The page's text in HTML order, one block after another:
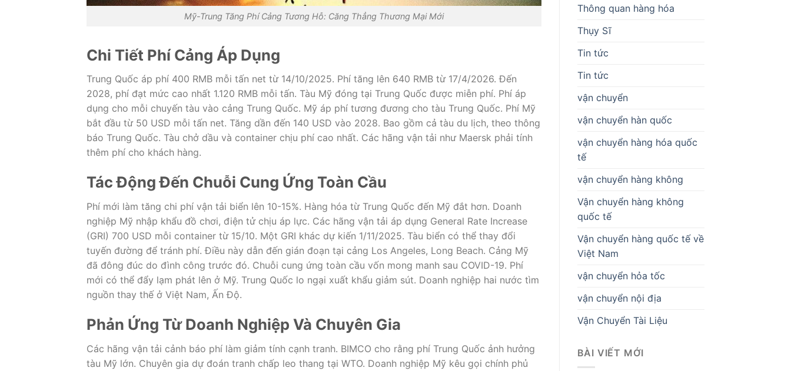
Mỹ-Trung Tăng Phí Cảng Tương Hỗ: Căng Thẳng Thương Mại Mới
Chi Tiết Phí Cảng Áp Dụng
Trung Quốc áp phí 400 RMB mỗi tấn net từ 14/10/2025. Phí tăng lên 640 RMB từ 17/4/2026. Đến
2028, phí đạt mức cao nhất 1.120 RMB mỗi tấn. Tàu Mỹ đóng tại Trung Quốc được miễn phí. Phí áp
dụng cho mỗi chuyến tàu vào cảng Trung Quốc. Mỹ áp phí tương đương cho tàu Trung Quốc. Phí Mỹ
bắt đầu từ 50 USD mỗi tấn net. Tăng dần đến 140 USD vào 2028. Bao gồm cả tàu du lịch, theo thông
báo Trung Quốc. Tàu chở dầu và container chịu phí cao nhất. Các hãng vận tải như Maersk phải tính
thêm phí cho khách hàng.
Tác Động Đến Chuỗi Cung Ứng Toàn Cầu
Phí mới làm tăng chi phí vận tải biển lên 10-15%. Hàng hóa từ Trung Quốc đến Mỹ đắt hơn. Doanh
nghiệp Mỹ nhập khẩu đồ chơi, điện tử chịu áp lực. Các hãng vận tải áp dụng General Rate Increase
(GRI) 700 USD mỗi container từ 15/10. Một GRI khác dự kiến 1/11/2025. Tàu biển có thể thay đổi
tuyến đường để tránh phí. Điều này dẫn đến gián đoạn tại cảng Los Angeles, Long Beach. Cảng Mỹ
đã đông đúc do đình công trước đó. Chuỗi cung ứng toàn cầu vốn mong manh sau COVID-19. Phí
mới có thể đẩy lạm phát lên ở Mỹ. Trung Quốc lo ngại xuất khẩu giảm sút. Doanh nghiệp hai nước tìm
nguồn thay thế ở Việt Nam, Ấn Độ.
Phản Ứng Từ Doanh Nghiệp Và Chuyên Gia
Các hãng vận tải cảnh báo phí làm giảm tính cạnh tranh. BIMCO cho rằng phí Trung Quốc ảnh hưởng
tàu Mỹ lớn. Chuyên gia dự đoán tranh chấp leo thang tại WTO. Doanh nghiệp Mỹ kêu gọi chính phủ
Thông quan hàng hóa
Thụy Sĩ
Tin tức
Tin tức
vận chuyển
vận chuyển hàn quốc
vận chuyển hàng hóa quốc
tế
vận chuyển hàng không
Vận chuyển hàng không
quốc tế
Vận chuyển hàng quốc tế về
Việt Nam
vận chuyển hỏa tốc
vận chuyển nội địa
Vận Chuyển Tài Liệu
BÀI VIẾT MỚI